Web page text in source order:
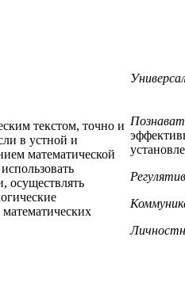
текстом, точно и
в устной и
математической
осуществлять
математических